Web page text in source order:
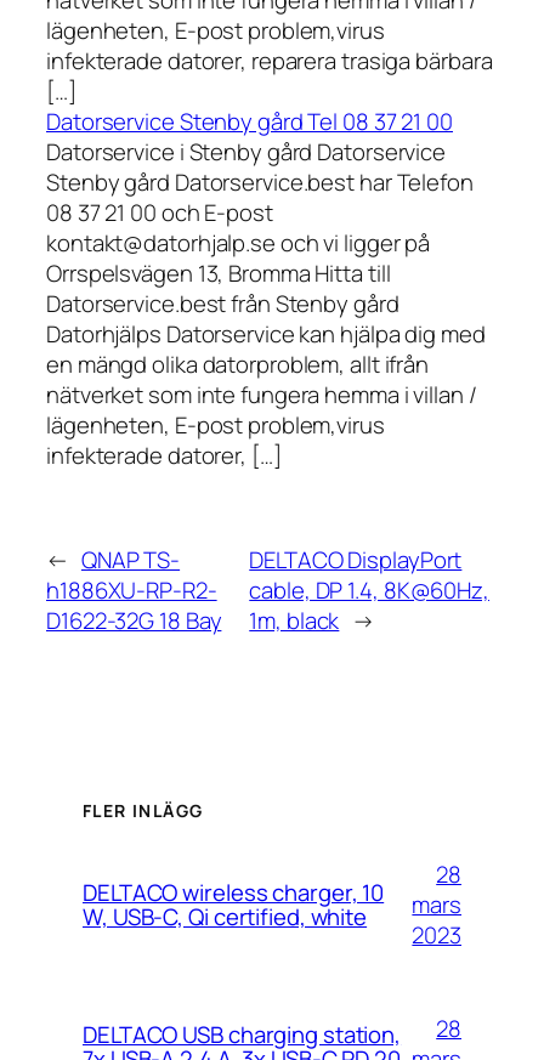
lägenheten, E-post problem,virus
infekterade datorer, reparera trasiga bärbara
[…]
Datorservice Stenby gård Tel 08 37 21 00
Datorservice i Stenby gård Datorservice
Stenby gård Datorservice.best har Telefon
08 37 21 00 och E-post
kontakt@datorhjalp.se och vi ligger på
Orrspelsvägen 13, Bromma Hitta till
Datorservice.best från Stenby gård
Datorhjälps Datorservice kan hjälpa dig med
en mängd olika datorproblem, allt ifrån
nätverket som inte fungera hemma i villan /
lägenheten, E-post problem,virus
infekterade datorer, […]
← QNAP TS-
h1886XU-RP-R2-
D1622-32G 18 Bay
DELTACO DisplayPort
cable, DP 1.4, 8K@60Hz,
1m, black →
FLER INLÄGG
DELTACO wireless charger, 10
W, USB-C, Qi certified, white
28
mars
2023
DELTACO USB charging station,
28